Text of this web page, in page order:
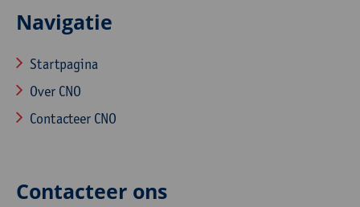
Navigatie
Startpagina
Over CNO
Contacteer CNO
Contacteer ons